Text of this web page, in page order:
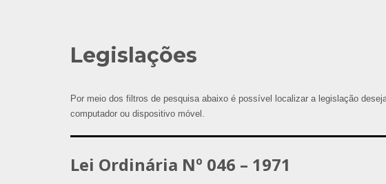
Legislações
Por meio dos filtros de pesquisa abaixo é possível localizar a legislação
computador ou dispositivo móvel.
Lei Ordinária Nº 046 – 1971